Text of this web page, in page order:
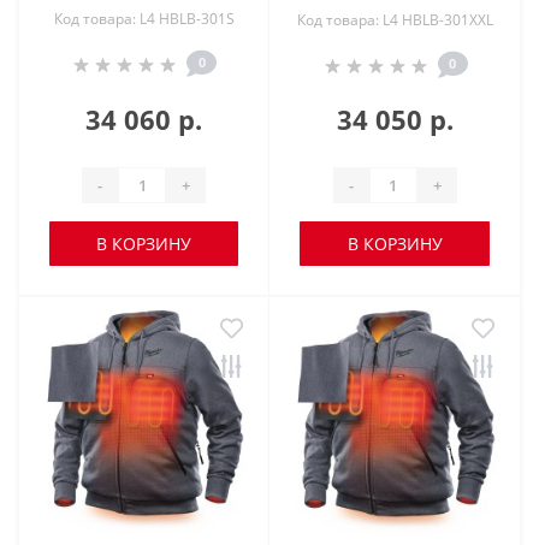
Код товара: L4 HBLB-301S
0
34 060 р.
- +
В КОРЗИНУ
Код товара: L4 HBLB-301XXL
0
34 050 р.
- +
В КОРЗИНУ